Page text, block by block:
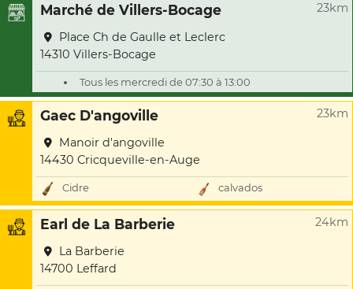
Marché de Villers-Bocage 23km
Place Ch de Gaulle et Leclerc
14310 Villers-Bocage
Tous les mercredi de 07:30 à 13:00
Gaec D'angoville 23km
Manoir d'angoville
14430 Cricqueville-en-Auge
Cidre calvados
Earl de La Barberie 24km
La Barberie
14700 Leffard